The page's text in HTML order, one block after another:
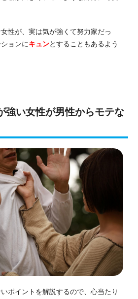
性が、実は気が強くて努力家だっ
ョンにキュンとすることもあるよう
強い女性が男性からモテな
ポイントを解説するので、心当たり